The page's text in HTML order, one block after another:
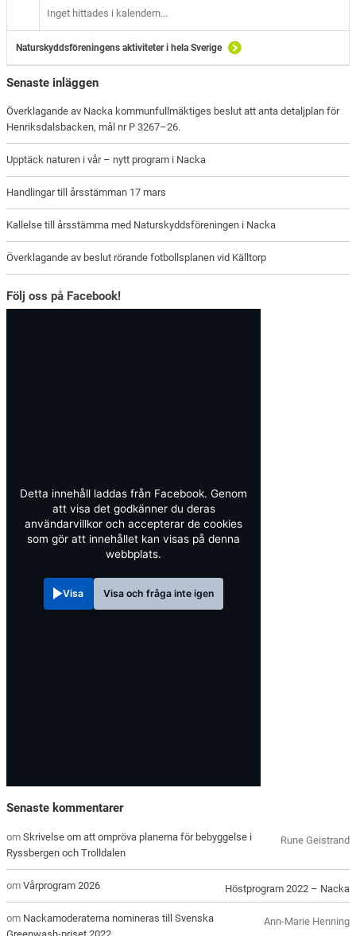
Inget hittades i kalendern...
Naturskyddsföreningens aktiviteter i hela Sverige
Senaste inläggen
Överklagande av Nacka kommunfullmäktiges beslut att anta detaljplan för
Henriksdalsbacken, mål nr P 3267–26.
Upptäck naturen i vår – nytt program i Nacka
Handlingar till årsstämman 17 mars
Kallelse till årsstämma med Naturskyddsföreningen i Nacka
Överklagande av beslut rörande fotbollsplanen vid Källtorp
Följ oss på Facebook!
Detta innehåll laddas från Facebook. Genom
att visa det godkänner du deras
användarvillkor och accepterar de cookies
som gör att innehållet kan visas på denna
webbplats.
Visa Visa och fråga inte igen
Senaste kommentarer
Rune Geistrand
omSkrivelse om att ompröva planerna för bebyggelse i
Ryssbergen och Trolldalen
Höstprogram 2022 – Nacka
omVårprogram 2026
Ann-Marie Henning
om Nackamoderaterna nomineras till Svenska